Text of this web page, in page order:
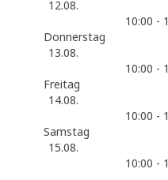
12.08.
10:00 -
Donnerstag
13.08.
10:00 -
Freitag
14.08.
10:00 -
Samstag
15.08.
10:00 -